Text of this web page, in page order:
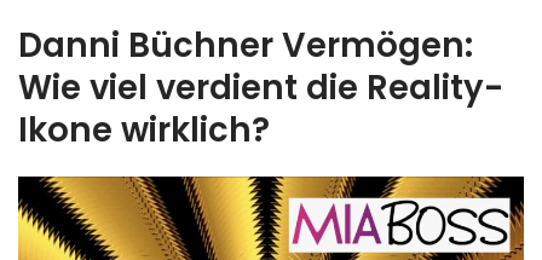
Danni Büchner Vermögen:
Wie viel verdient die Reality-
Ikone wirklich?